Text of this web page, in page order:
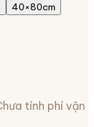
40×80cm
tính phí vận